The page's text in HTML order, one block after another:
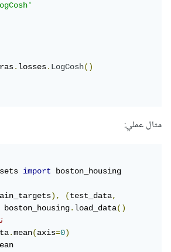
.losses.LogCosh()
مثال عملي:
import
), (test_data,
boston_housing.load_data()
.mean(axis=0)